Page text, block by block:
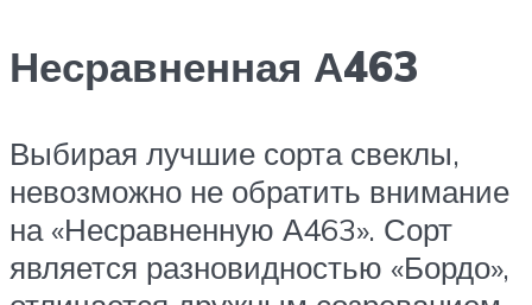
Несравненная А463
Выбирая лучшие сорта свеклы,
невозможно не обратить внимание
на «Несравненную А463». Сорт
является разновидностью «Бордо»,